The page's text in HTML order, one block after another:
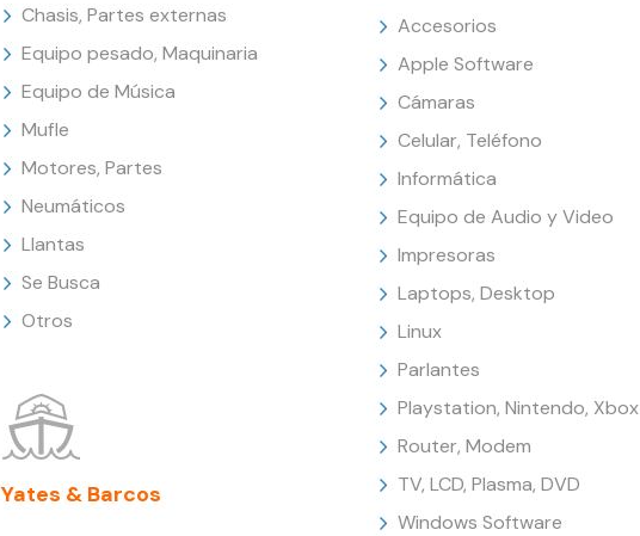
Chasis, Partes externas
Equipo pesado, Maquinaria
Equipo de Música
Mufle
Motores, Partes
Neumáticos
Llantas
Se Busca
Otros
Yates & Barcos
Accesorios
Apple Software
Cámaras
Celular, Teléfono
Informática
Equipo de Audio y Video
Impresoras
Laptops, Desktop
Linux
Parlantes
Playstation, Nintendo, Xbox
Router, Modem
TV, LCD, Plasma, DVD
Windows Software